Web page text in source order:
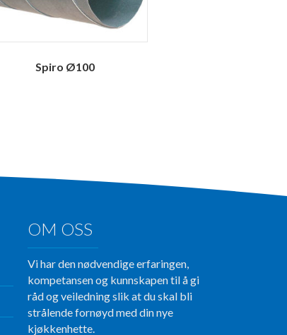
Spiro Ø100
OM OSS
Vi har den nødvendige erfaringen,
kompetansen og kunnskapen til å gi
råd og veiledning slik at du skal bli
strålende fornøyd med din nye
kjøkkenhette.